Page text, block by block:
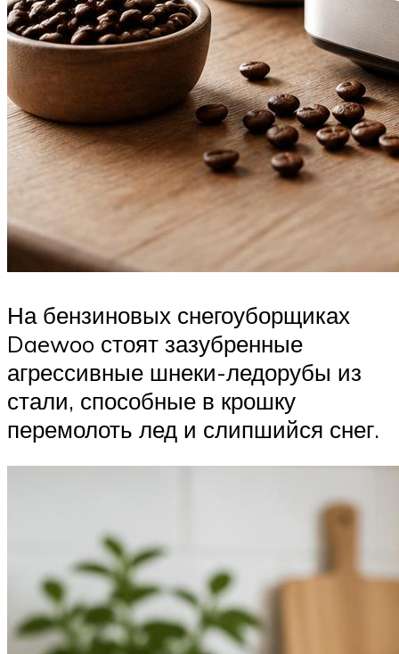
На бензиновых снегоуборщиках
Daewoo стоят зазубренные
агрессивные шнеки-ледорубы из
стали, способные в крошку
перемолоть лед и слипшийся снег.